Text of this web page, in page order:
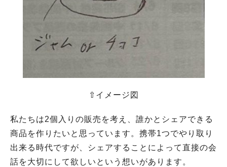
⇧イメージ図
私たちは2個入りの販売を考え、誰かとシェアできる
商品を作りたいと思っています。携帯1つでやり取り
出来る時代ですが、シェアすることによって直接の会
話を大切にして欲しいという想いがあります。